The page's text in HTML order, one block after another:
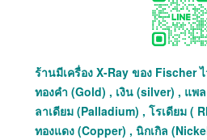
ร้านมีเครื่อง X-Ray ของ Fischer
ทองคำ (Gold) , เงิน (silver) , แพ
ลาเดียม (Palladium) , โรเดียม (
ทองแดง (Copper) , นิกเกิล